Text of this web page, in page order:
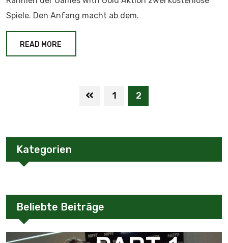
Spiele. Den Anfang macht ab dem.
READ MORE
1 2
Kategorien
Beliebte Beiträge